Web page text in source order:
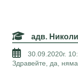
адв.
30.09.2020г.
Здравейте, да,